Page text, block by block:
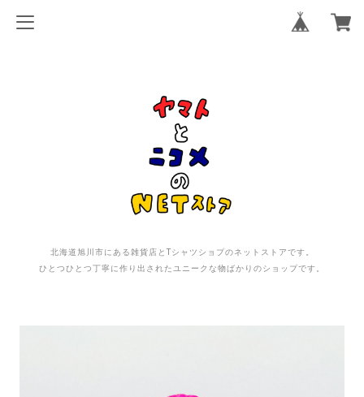
北海道旭川市にある雑貨店とTシャツショプのネットストアです。
ひとつひとつ丁寧に作り出されたユニークな物ばかりのショップです。